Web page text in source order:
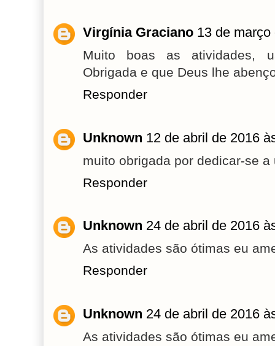
Virgínia Graciano 13 de
Muito boas as atividades,
Obrigada e que Deus lhe
Responder
Unknown 12 de abril de 2016
muito obrigada por dedicar-se
Responder
Unknown 24 de abril de 2016
As atividades são ótimas eu
Responder
Unknown 24 de abril de 2016
As atividades são ótimas eu